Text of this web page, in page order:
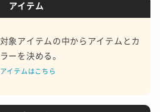
アイテム
対象アイテムの中からアイテムとカ
ラーを決める。
アイテムはこちら